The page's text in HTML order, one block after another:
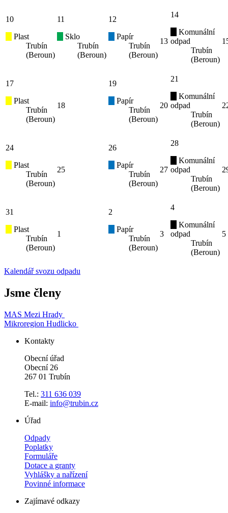
10
Plast
Trubín
(Beroun)
11
Sklo
Trubín
(Beroun)
12
Papír
Trubín
(Beroun)
13
14
Komunální
odpad
Trubín
(Beroun)
17
Plast
Trubín
(Beroun)
18
19
Papír
Trubín
(Beroun)
20
21
Komunální
odpad
Trubín
(Beroun)
24
Plast
Trubín
(Beroun)
25
26
Papír
Trubín
(Beroun)
27
28
Komunální
odpad
Trubín
(Beroun)
31
Plast
Trubín
(Beroun)
1
2
Papír
Trubín
(Beroun)
3
4
Komunální
odpad
Trubín
(Beroun)
5
Kalendář svozu odpadu
Jsme členy
MAS Mezi Hrady
Mikroregion Hudlicko
Kontakty
Obecní úřad
Obecní 26
267 01 Trubín
Tel.: 311 636 039
E-mail: info@trubin.cz
Úřad
Odpady
Poplatky
Formuláře
Dotace a granty
Vyhlášky a nařízení
Povinné informace
Zajímavé odkazy